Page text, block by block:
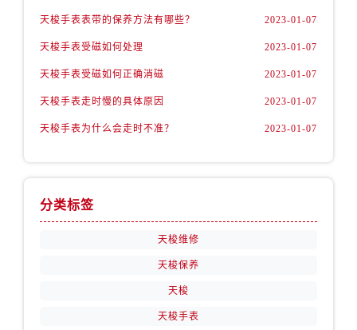
天梭手表表带的保养方法有哪些？ 2023-01-07
天梭手表受磁如何处理 2023-01-07
天梭手表受磁如何正确消磁 2023-01-07
天梭手表走时慢的具体原因 2023-01-07
天梭手表为什么会走时不准？ 2023-01-07
分类标签
天梭维修
天梭保养
天梭
天梭手表